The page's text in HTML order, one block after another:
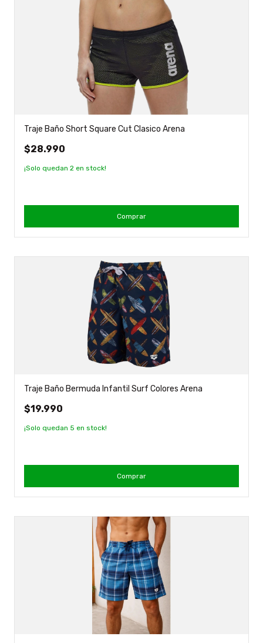
Traje Baño Short Square Cut Clasico Arena
$28.990
¡Solo quedan 2 en stock!
Comprar
Traje Baño Bermuda Infantil Surf Colores Arena
$19.990
¡Solo quedan 5 en stock!
Comprar